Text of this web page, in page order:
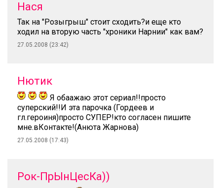
Нася
Так на "Розыгрыш" стоит сходить?и еще кто
ходил на вторую часть "хроники Нарнии" как вам?
27.05.2008 (23:42)
Нютик
Я обаажаю этот сериал!!просто
суперский!!И эта парочка (Гордеев и
гл.героиня)просто СУПЕР!кто согласен пишите
мне.вКонтакте!(Анюта Жарнова)
27.05.2008 (17:43)
Рок-ПрЫнЦесКа))